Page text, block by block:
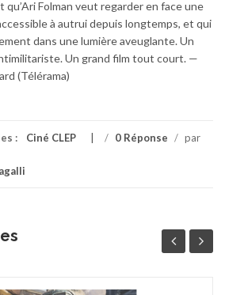
qu’Ari Folman veut regarder en face une
à autrui depuis longtemps, et qui
dans une lumière aveuglante. Un
Un grand film tout court. —
(Télérama)
: Ciné CLEP / 0 Réponse / par